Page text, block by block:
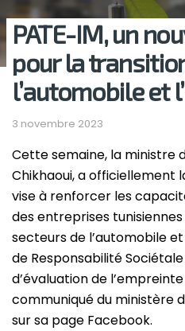
PATE-IM, un
pour la
l’automobile et
3 novembre 2023
Cette semaine, la ministre
Chikhaoui, a officiellement
vise à renforcer les
des entreprises
secteurs de l’automobile
de Responsabilité
d’évaluation de
communiqué du ministère
sur sa page Facebook.